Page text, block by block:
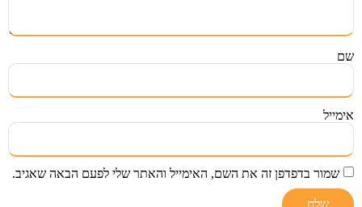
שם
אימייל
שמור בדפדפן זה את השם, האימייל והאתר שלי לפעם הבאה שאגיב.